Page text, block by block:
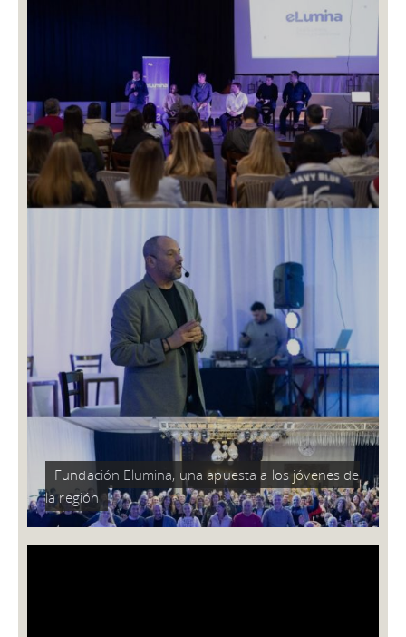
Fundación Elumina, una apuesta a los jóvenes de
la región